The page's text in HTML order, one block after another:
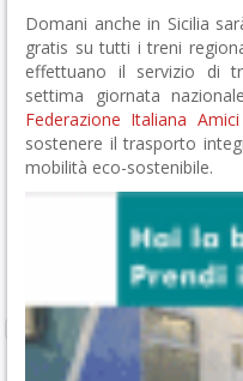
Domani anche in Sicilia
gratis su tutti i treni
effettuano il servizio di
settima giornata
Federazione Italiana
sostenere il trasporto
mobilità eco-sostenibile.